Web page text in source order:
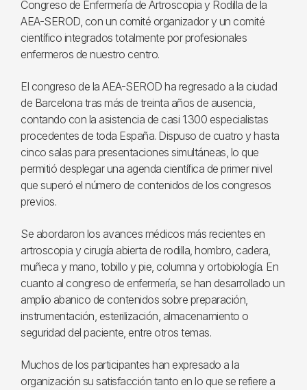
Congreso de Enfermería de Artroscopia y Rodilla de la
AEA-SEROD, con un comité organizador y un comité
científico integrados totalmente por profesionales
enfermeros de nuestro centro.
El congreso de la AEA-SEROD ha regresado a la ciudad
de Barcelona tras más de treinta años de ausencia,
contando con la asistencia de casi 1.300 especialistas
procedentes de toda España. Dispuso de cuatro y hasta
cinco salas para presentaciones simultáneas, lo que
permitió desplegar una agenda científica de primer nivel
que superó el número de contenidos de los congresos
previos.
Se abordaron los avances médicos más recientes en
artroscopia y cirugía abierta de rodilla, hombro, cadera,
muñeca y mano, tobillo y pie, columna y ortobiología. En
cuanto al congreso de enfermería, se han desarrollado un
amplio abanico de contenidos sobre preparación,
instrumentación, esterilización, almacenamiento o
seguridad del paciente, entre otros temas.
Muchos de los participantes han expresado a la
organización su satisfacción tanto en lo que se refiere a